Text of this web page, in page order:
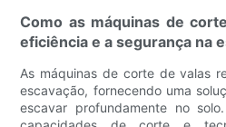
Como as máquinas de
eficiência e a segurança na
As máquinas de corte de valas
escavação, fornecendo uma
escavar profundamente no